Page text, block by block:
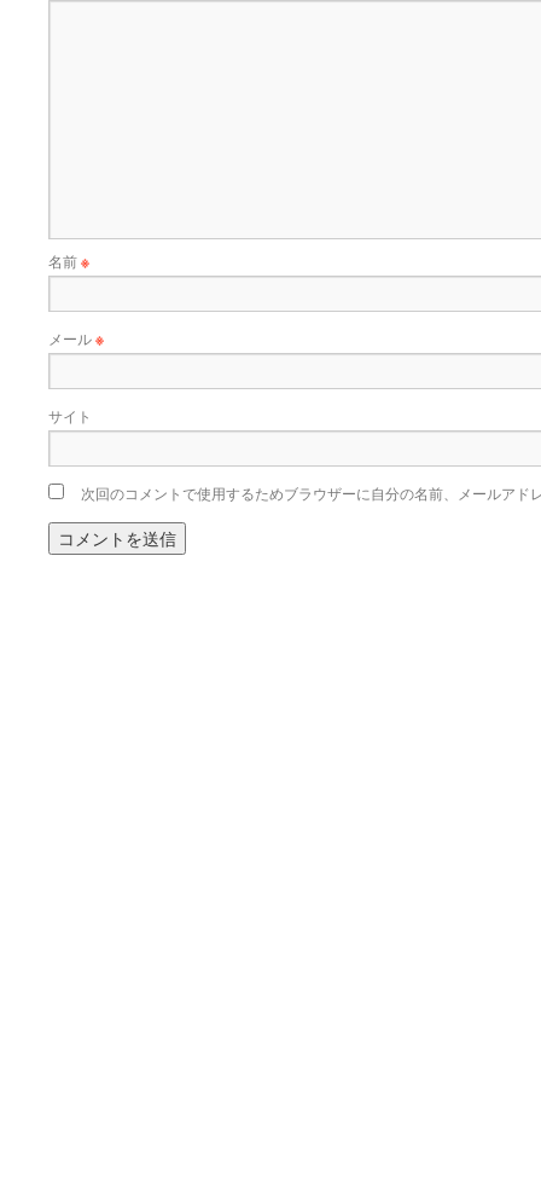
名前※
メール※
サイト
次回のコメントで使用するためブラウザーに自分の名前、メールアド